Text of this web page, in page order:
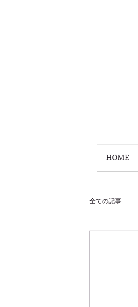
HOME
全ての記事